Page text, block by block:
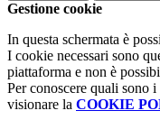
Gestione cookie
In questa schermata è
I cookie necessari sono
piattaforma e non è
Per conoscere quali sono
visionare la COOKIE